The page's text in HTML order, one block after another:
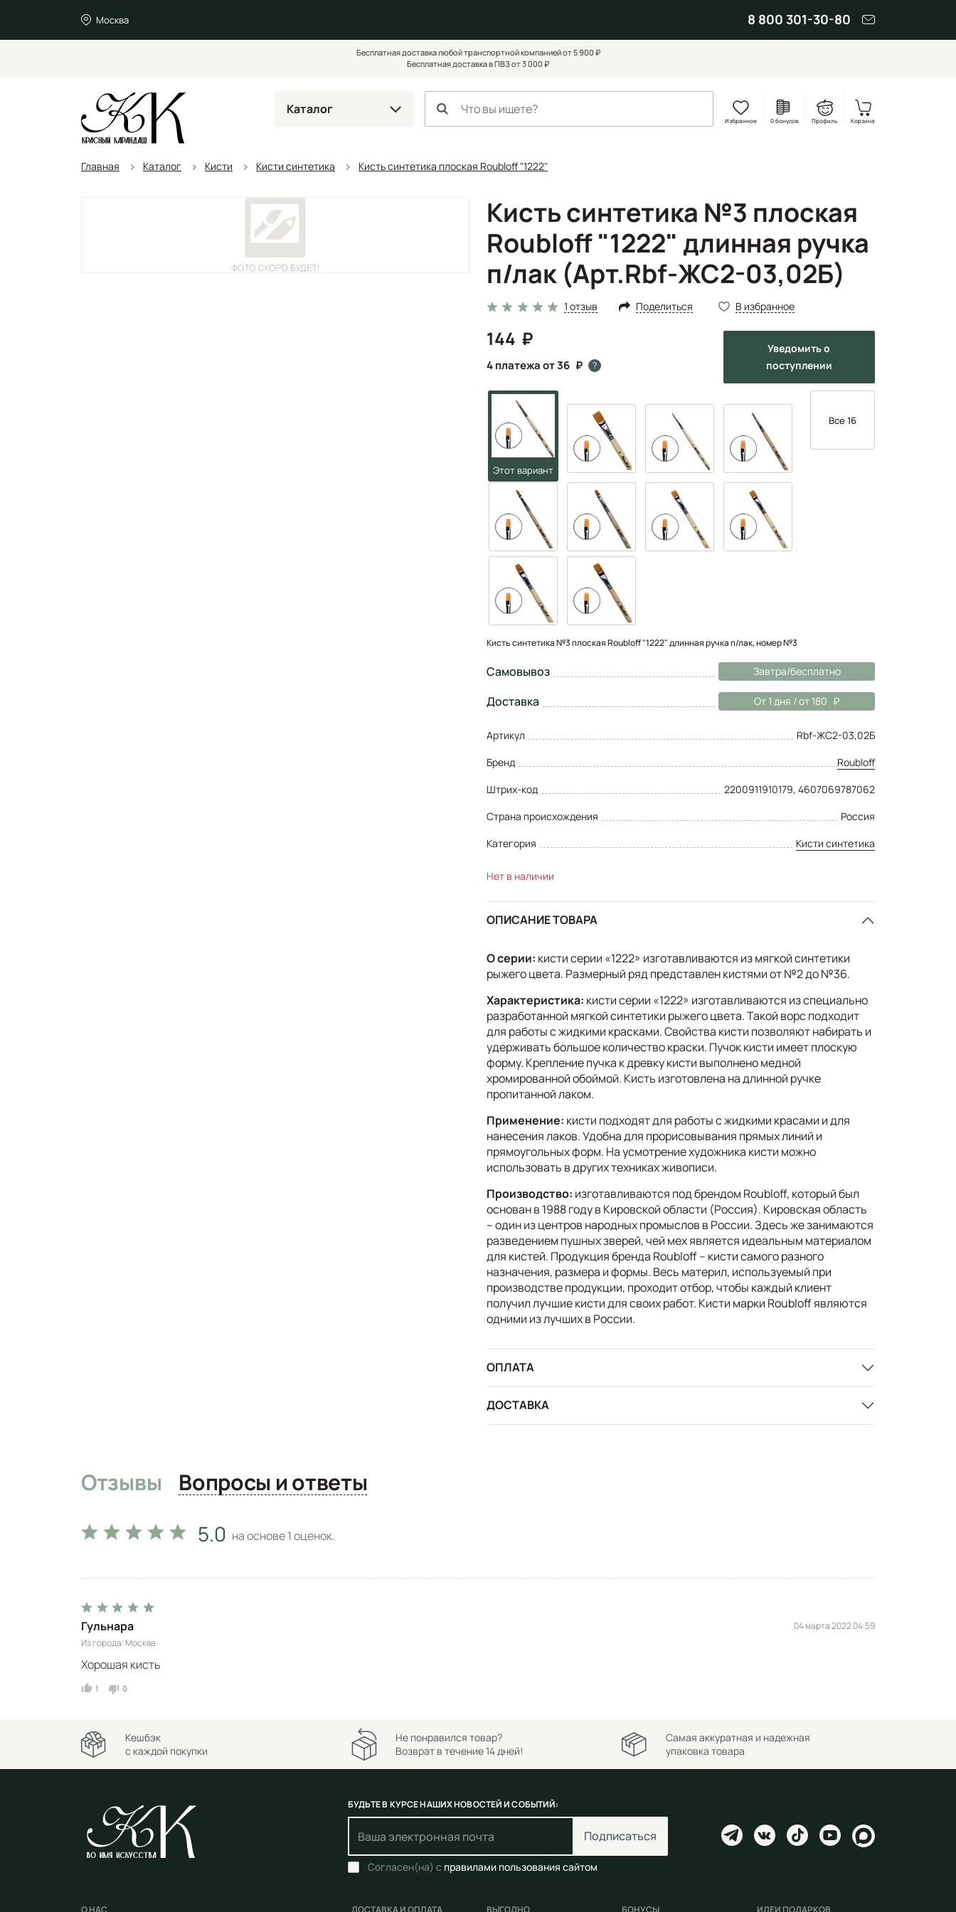
Москва 8 800 301-30-80
Бесплатная доставка любой транспортной компанией от 5 900 ₽
Бесплатная доставка в ПВЗ от 3 000 ₽
Каталог
Избранное 0 бонусов Профиль Корзина
Главная Каталог Кисти Кисти синтетика Кисть синтетика плоская Roubloff "1222"
Кисть синтетика №3 плоская
Roubloff "1222" длинная ручка
п/лак (Арт.Rbf-ЖС2-03,02Б)
1 отзыв Поделиться В избранное
144
4 платежа от 36 ?
Уведомитьо
поступлении
Все 16
Кисть синтетика №3 плоская Roubloff "1222" длинная ручка п/лак, номер №3
Самовывоз Завтра/бесплатно
Доставка От 1 дня / от 180
Артикул
Rbf-ЖС2-03,02Б
Бренд
Roubloff
Штрих-код
2200911910179, 4607069787062
Страна происхождения
Россия
Категория
Кисти синтетика
Нет в наличии
ОПИСАНИЕ ТОВАРА
О серии: кисти серии «1222» изготавливаются из мягкой синтетики
рыжего цвета. Размерный ряд представлен кистями от №2 до №36.
Характеристика: кисти серии «1222» изготавливаются из специально
разработанной мягкой синтетики рыжего цвета. Такой ворс подходит
для работы с жидкими красками. Свойства кисти позволяют набирать и
удерживать большое количество краски. Пучок кисти имеет плоскую
форму. Крепление пучка к древку кисти выполнено медной
хромированной обоймой. Кисть изготовлена на длинной ручке
пропитанной лаком.
Применение: кисти подходят для работы с жидкими красами и для
нанесения лаков. Удобна для прорисовывания прямых линий и
прямоугольных форм. На усмотрение художника кисти можно
использовать в других техниках живописи.
Производство: изготавливаются под брендом Roubloff, который был
основан в 1988 году в Кировской области (Россия). Кировская область
– один из центров народных промыслов в России. Здесь же занимаются
разведением пушных зверей, чей мех является идеальным материалом
для кистей. Продукция бренда Roubloff – кисти самого разного
назначения, размера и формы. Весь материл, используемый при
производстве продукции, проходит отбор, чтобы каждый клиент
получил лучшие кисти для своих работ. Кисти марки Roubloff являются
одними из лучших в России.
ОПЛАТА
ДОСТАВКА
Отзывы Вопросы и ответы
5.0 на основе1оценок.
Гульнара
Из города Москва
04 марта 2022 04:59
Хорошая кисть
1 0
Кешбэк
с каждой покупки
Не понравился товар?
Возврат в течение 14 дней!
Самая аккуратная и надежная
упаковка товара
БУДЬТЕ В КУРСЕ НАШИХ НОВОСТЕЙ И СОБЫТИЙ:
Подписаться
Согласен(на) с правилами пользования сайтом
О НАС ДОСТАВКА И ОПЛАТА ВЫГОДНО БОНУСЫ ИДЕИ ПОДАРКОВ